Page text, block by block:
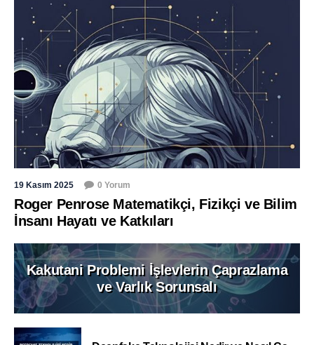
19 Kasım 2025 0 Yorum
Roger Penrose Matematikçi, Fizikçi ve Bilim
İnsanı Hayatı ve Katkıları
Kakutani Problemi İşlevlerin Çaprazlama
ve Varlık Sorunsalı